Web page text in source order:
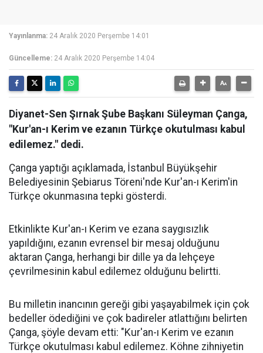
Yayınlanma: 24 Aralık 2020 Perşembe 14:01
Güncelleme: 24 Aralık 2020 Perşembe 14:04
Diyanet-Sen Şırnak Şube Başkanı Süleyman Çanga,
"Kur'an-ı Kerim ve ezanın Türkçe okutulması kabul
edilemez." dedi.
Çanga yaptığı açıklamada, İstanbul Büyükşehir
Belediyesinin Şebiarus Töreni'nde Kur'an-ı Kerim'in
Türkçe okunmasına tepki gösterdi.
Etkinlikte Kur'an-ı Kerim ve ezana saygısızlık
yapıldığını, ezanın evrensel bir mesaj olduğunu
aktaran Çanga, herhangi bir dille ya da lehçeye
çevrilmesinin kabul edilemez olduğunu belirtti.
Bu milletin inancının gereği gibi yaşayabilmek için çok
bedeller ödediğini ve çok badireler atlattığını belirten
Çanga, şöyle devam etti: "Kur'an-ı Kerim ve ezanın
Türkçe okutulması kabul edilemez. Köhne zihniyetin